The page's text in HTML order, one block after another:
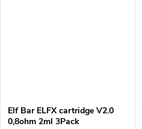
Elf Bar ELFX cartridge V2.0
0,8ohm 2ml 3Pack